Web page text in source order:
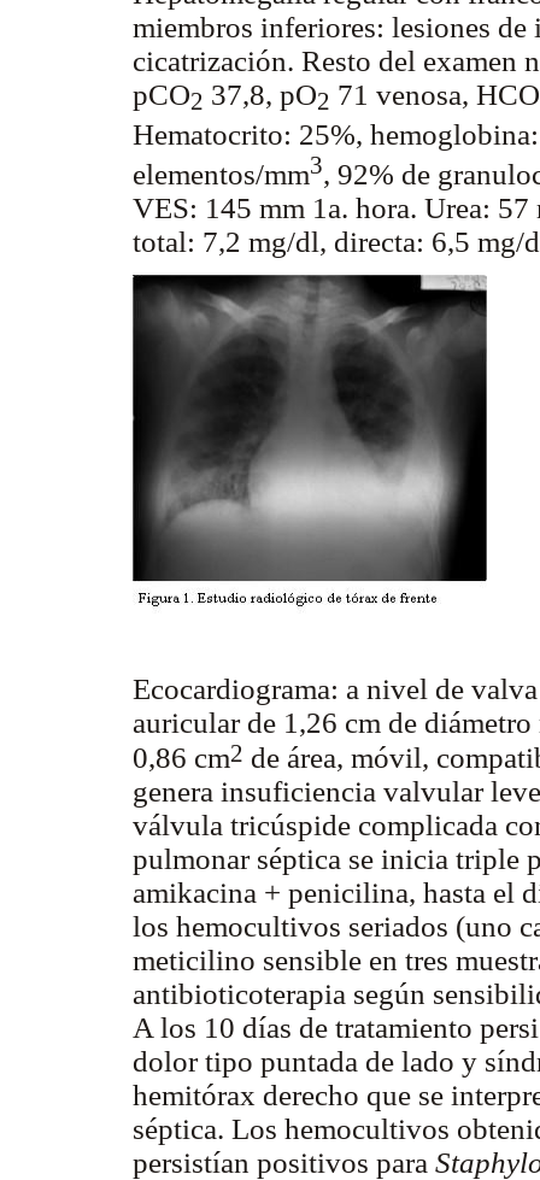
miembros inferiores: lesiones
cicatrización. Resto del examen
pCO2 37,8, pO2 71 venosa, HCO
Hematocrito: 25%,
elementos/mm3, 92% de
VES: 145 mm 1a. hora. Urea:
total: 7,2 mg/dl, directa: 6,5
Ecocardiograma: a nivel de
auricular de 1,26 cm de
0,86 cm2 de área, móvil,
genera insuficiencia valvular
válvula tricúspide complicada
pulmonar séptica se inicia triple
amikacina + penicilina, hasta el
los hemocultivos seriados (uno
meticilino sensible en tres
antibioticoterapia según
A los 10 días de tratamiento
dolor tipo puntada de lado y
hemitórax derecho que se
séptica. Los hemocultivos
persistían positivos para